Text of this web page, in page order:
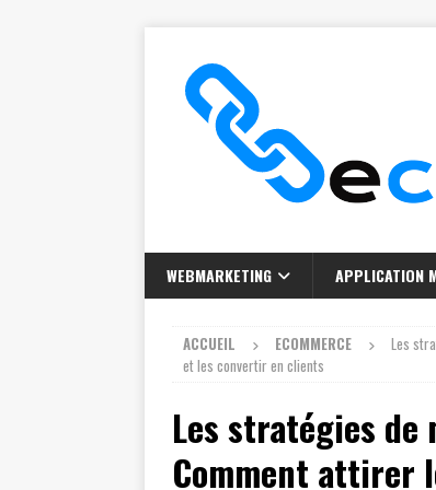
WEBMARKETING APPLICATION
ACCUEIL ECOMMERCE
Les
et les convertir en clients
Les stratégies de
Comment attirer